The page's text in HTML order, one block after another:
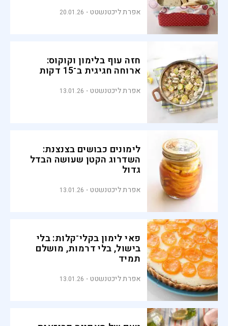
אפרת ליכטנשטט 20.01.26
חזה עוף בלימון וקוקוס:
ארוחה חגיגית ב־15 דקות
אפרת ליכטנשטט 13.01.26
לימונים כבושים בצנצנת:
השדרוג הקטן שעושה הבדל
גדול
אפרת ליכטנשטט 13.01.26
פאי לימון בקלי־קלות: בלי
בישול, בלי דרמות, מושלם
תמיד
אפרת ליכטנשטט 13.01.26